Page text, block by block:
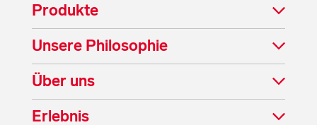
Produkte
Unsere Philosophie
Über uns
Erlebnis